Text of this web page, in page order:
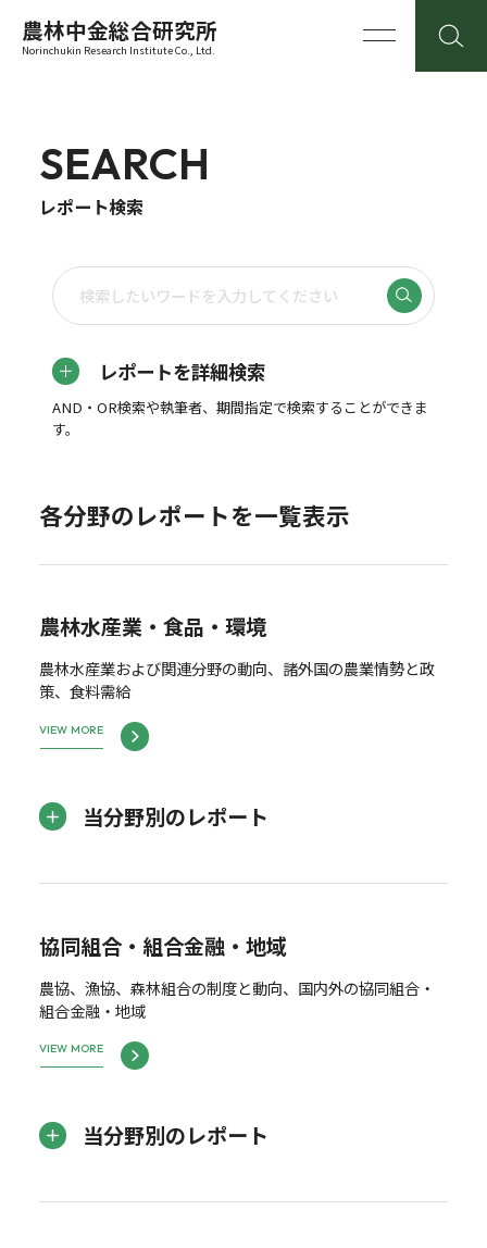
農林中金総合研究所
Norinchukin Research Institute Co., Ltd.
SEARCH
レポート検索
レポートを詳細検索
AND・OR検索や執筆者、期間指定で検索することができま
す。
各分野のレポートを一覧表示
農林水産業・食品・環境
農林水産業および関連分野の動向、諸外国の農業情勢と政
策、食料需給
VIEW MORE
当分野別のレポート
協同組合・組合金融・地域
農協、漁協、森林組合の制度と動向、国内外の協同組合・
組合金融・地域
VIEW MORE
当分野別のレポート